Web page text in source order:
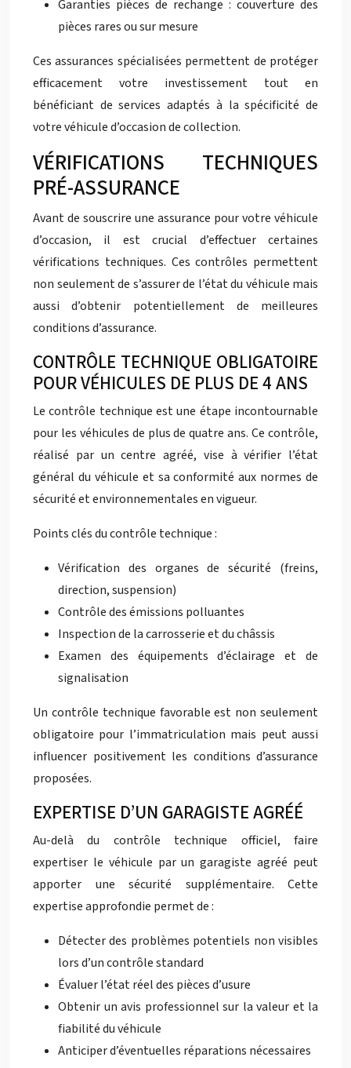
Garanties pièces de rechange : couverture des
pièces rares ou sur mesure
Ces assurances spécialisées permettent de protéger
efficacement votre investissement tout en
bénéficiant de services adaptés à la spécificité de
votre véhicule d’occasion de collection.
VÉRIFICATIONS TECHNIQUES
PRÉ-ASSURANCE
Avant de souscrire une assurance pour votre véhicule
d’occasion, il est crucial d’effectuer certaines
vérifications techniques. Ces contrôles permettent
non seulement de s’assurer de l’état du véhicule mais
aussi d’obtenir potentiellement de meilleures
conditions d’assurance.
CONTRÔLE TECHNIQUE OBLIGATOIRE
POUR VÉHICULES DE PLUS DE 4 ANS
Le contrôle technique est une étape incontournable
pour les véhicules de plus de quatre ans. Ce contrôle,
réalisé par un centre agréé, vise à vérifier l’état
général du véhicule et sa conformité aux normes de
sécurité et environnementales en vigueur.
Points clés du contrôle technique :
Vérification des organes de sécurité (freins,
direction, suspension)
Contrôle des émissions polluantes
Inspection de la carrosserie et du châssis
Examen des équipements d’éclairage et de
signalisation
Un contrôle technique favorable est non seulement
obligatoire pour l’immatriculation mais peut aussi
influencer positivement les conditions d’assurance
proposées.
EXPERTISE D’UN GARAGISTE AGRÉÉ
Au-delà du contrôle technique officiel, faire
expertiser le véhicule par un garagiste agréé peut
apporter une sécurité supplémentaire. Cette
expertise approfondie permet de :
Détecter des problèmes potentiels non visibles
lors d’un contrôle standard
Évaluer l’état réel des pièces d’usure
Obtenir un avis professionnel sur la valeur et la
fiabilité du véhicule
Anticiper d’éventuelles réparations nécessaires